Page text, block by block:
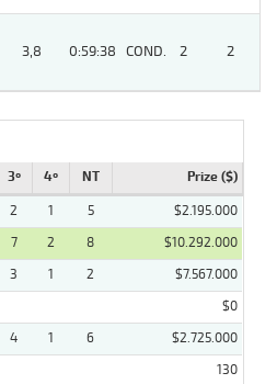
3,8 0:59:38 COND. 2 2
3º 4º NT Prize ($)
2 1 5
$2.195.000
7 2 8
$10.292.000
3 1 2
$7.567.000
$0
4 1 6
$2.725.000
130